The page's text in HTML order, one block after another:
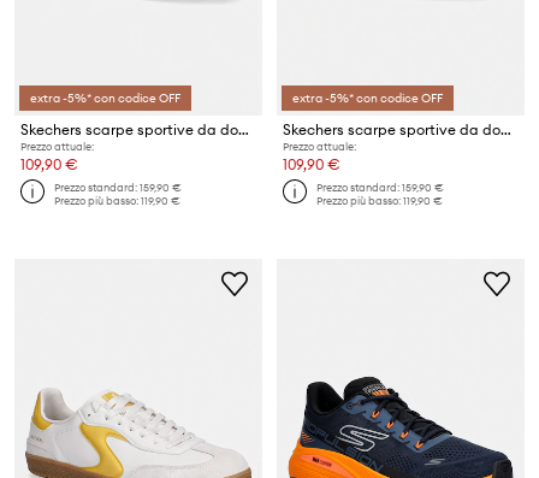
extra -5%* con codice OFF
Skechers scarpe sportive da donna SKX AERO SPARK
Prezzo attuale:
109,90 €
Prezzo standard:159,90 €
Prezzo più basso:119,90 €
extra -5%* con codice OFF
Skechers scarpe sportive da donna SKX AERO SPARK
Prezzo attuale:
109,90 €
Prezzo standard:159,90 €
Prezzo più basso:119,90 €